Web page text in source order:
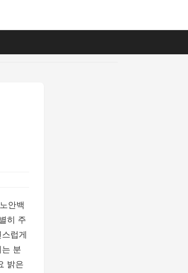
안백
히 주
럽게
분
밝은